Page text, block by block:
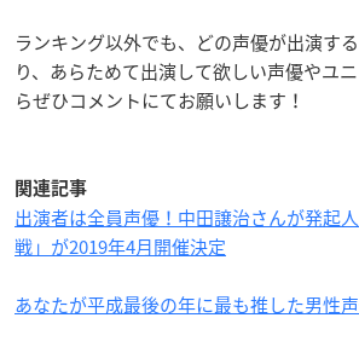
ランキング以外でも、どの声優が出演す
り、あらためて出演して欲しい声優やユ
らぜひコメントにてお願いします！
関連記事
出演者は全員声優！中田譲治さんが発起
戦」が2019年4月開催決定
あなたが平成最後の年に最も推した男性